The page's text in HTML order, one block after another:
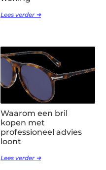
Lees verder ➜
Waarom een bril
kopen met
professioneel advies
loont
Lees verder ➜